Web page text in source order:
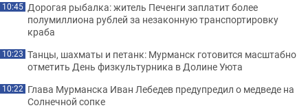
10:45 Дорогая рыбалка: житель Печенги заплатит более
полумиллиона рублей за незаконную транспортировку
краба
10:23 Танцы, шахматы и петанк: Мурманск готовится масштабно
отметить День физкультурника в Долине Уюта
10:22 Глава Мурманска Иван Лебедев предупредил о медведе на
Солнечной сопке